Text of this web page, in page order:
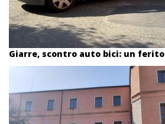
Giarre, scontro auto bici: un ferito